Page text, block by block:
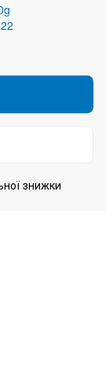
знижки